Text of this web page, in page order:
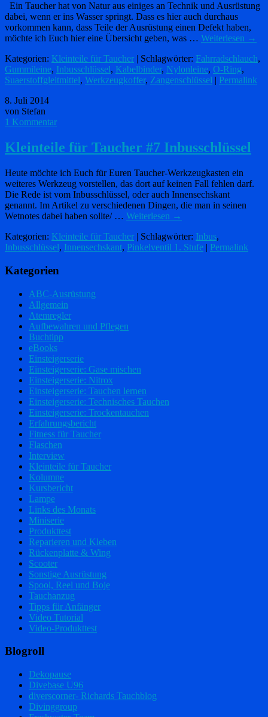
Ein Taucher hat von Natur aus einiges an Technik und Ausrüstung
dabei, wenn er ins Wasser springt. Dass es hier auch durchaus
vorkommen kann, dass Teile der Ausrüstung einen Defekt haben,
möchte ich Euch hier eine Übersicht geben, was … Weiterlesen →
Kategorien: Kleinteile für Taucher | Schlagwörter: Fahrradschlauch,
Gummileine, Inbusschlüssel, Kabelbinder, Nylonleine, O-Ring,
Suaerstoffgleitmittel, Werkzeugkoffer, Zangenschlüssel
Permalink
8. Juli 2014
von Stefan
1 Kommentar
Kleinteile für Taucher #7 Inbusschlüssel
Heute möchte ich Euch für Euren Taucher-Werkzeugkasten ein
weiteres Werkzeug vorstellen, das dort auf keinen Fall fehlen darf.
Die Rede ist vom Inbusschlüssel, oder auch Innensechskant
genannt. Im Artikel zu verschiedenen Dingen, die man in seinen
Wetnotes dabei haben sollte/ … Weiterlesen →
Kategorien: Kleinteile für Taucher | Schlagwörter: Inbus,
Inbusschlüssel, Innensechskant, Pinkelventil 1. Stufe | Permalink
Kategorien
ABC-Ausrüstung
Allgemein
Atemregler
Aufbewahren und Pflegen
Buchtipp
eBooks
Einsteigerserie
Einsteigerserie: Gase mischen
Einsteigerserie: Nitrox
Einsteigerserie: Tauchen lernen
Einsteigerserie: Technisches Tauchen
Einsteigerserie: Trockentauchen
Erfahrungsbericht
Fitness für Taucher
Flaschen
Interview
Kleinteile für Taucher
Kolumne
Kursbericht
Lampe
Links des Monats
Miniserie
Produkttest
Reparieren und Kleben
Rückenplatte & Wing
Scooter
Sonstige Ausrüstung
Spool, Reel und Boje
Tauchanzug
Tipps für Anfänger
Video Tutorial
Video-Produkttest
Blogroll
Dekopause
Divebase U96
diverscorner- Richards Tauchblog
Divinggroup